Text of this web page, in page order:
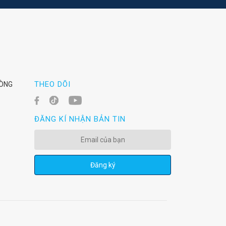
THEO DÕI
ĐĂNG KÍ NHẬN BẢN TIN